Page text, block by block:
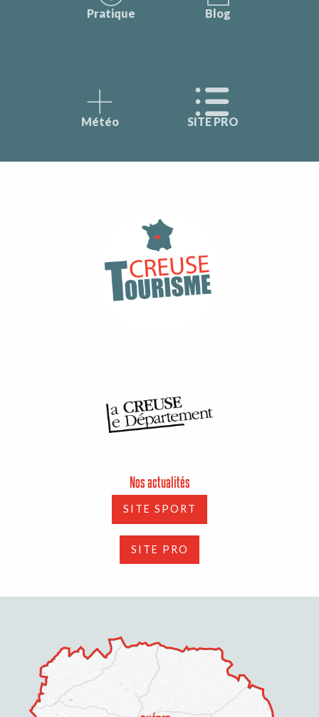
Pratique Blog
Météo SITE PRO
Nos actualités
SITE SPORT
SITE PRO